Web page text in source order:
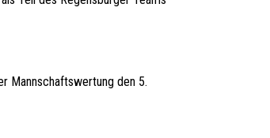
Mannschaftswertung den 5.